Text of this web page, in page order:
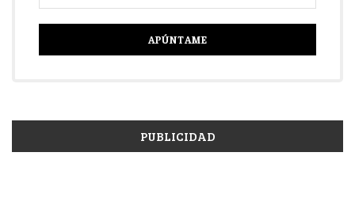
PUBLICIDAD